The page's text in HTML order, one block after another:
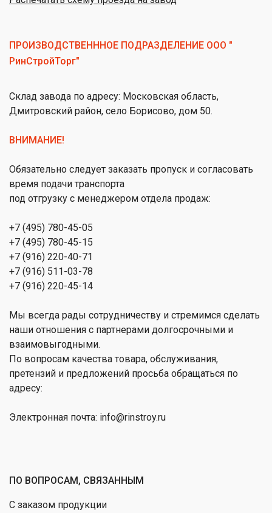
ПРОИЗВОДСТВЕНННОЕ ПОДРАЗДЕЛЕНИЕ ООО "
РинСтройТорг"
Склад завода по адресу: Московская область,
Дмитровский район, село Борисово, дом 50.
ВНИМАНИЕ!
Обязательно следует заказать пропуск и согласовать
время подачи транспорта
под отгрузку с менеджером отдела продаж:
+7 (495) 780-45-05
+7 (495) 780-45-15
+7 (916) 220-40-71
+7 (916) 511-03-78
+7 (916) 220-45-14
Мы всегда рады сотрудничеству и стремимся сделать
наши отношения с партнерами долгосрочными и
взаимовыгодными.
По вопросам качества товара, обслуживания,
претензий и предложений просьба обращаться по
адресу:
Электронная почта: info@rinstroy.ru
ПО ВОПРОСАМ, СВЯЗАННЫМ
С заказом продукции